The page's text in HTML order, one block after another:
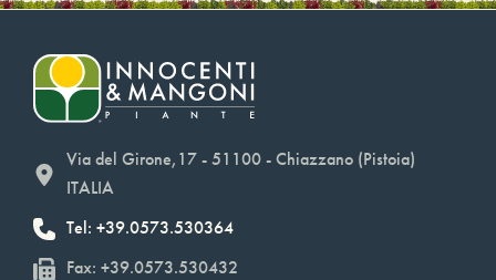
Via del Girone,17 - 51100 - Chiazzano (Pistoia)
ITALIA
Tel: +39.0573.530364
Fax: +39.0573.530432